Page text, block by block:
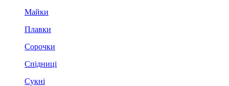
Майки
Плавки
Сорочки
Спідниці
Сукні